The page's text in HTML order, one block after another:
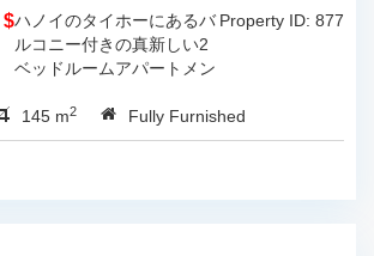
$ Property ID: 877
ハノイのタイホーにあるバ
ルコニー付きの真新しい2
ベッドルームアパートメン
は 145...
145 m2 Fully Furnished